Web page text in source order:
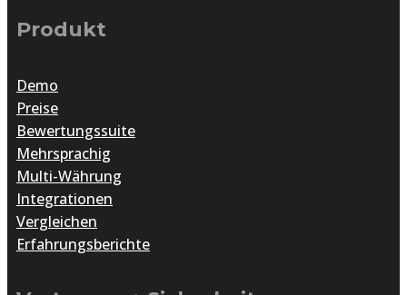
Produkt
Demo
Preise
Bewertungssuite
Mehrsprachig
Multi-Währung
Integrationen
Vergleichen
Erfahrungsberichte